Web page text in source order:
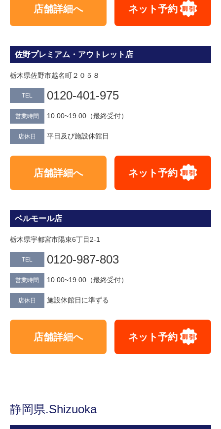
店舗詳細へ ネット予約
佐野プレミアム・アウトレット店
栃木県佐野市越名町２０５８
TEL 0120-401-975
営業時間 10:00~19:00（最終受付）
店休日 平日及び施設休館日
店舗詳細へ ネット予約
ベルモール店
栃木県宇都宮市陽東6丁目2-1
TEL 0120-987-803
営業時間 10:00~19:00（最終受付）
店休日 施設休館日に準ずる
店舗詳細へ ネット予約
静岡県.Shizuoka